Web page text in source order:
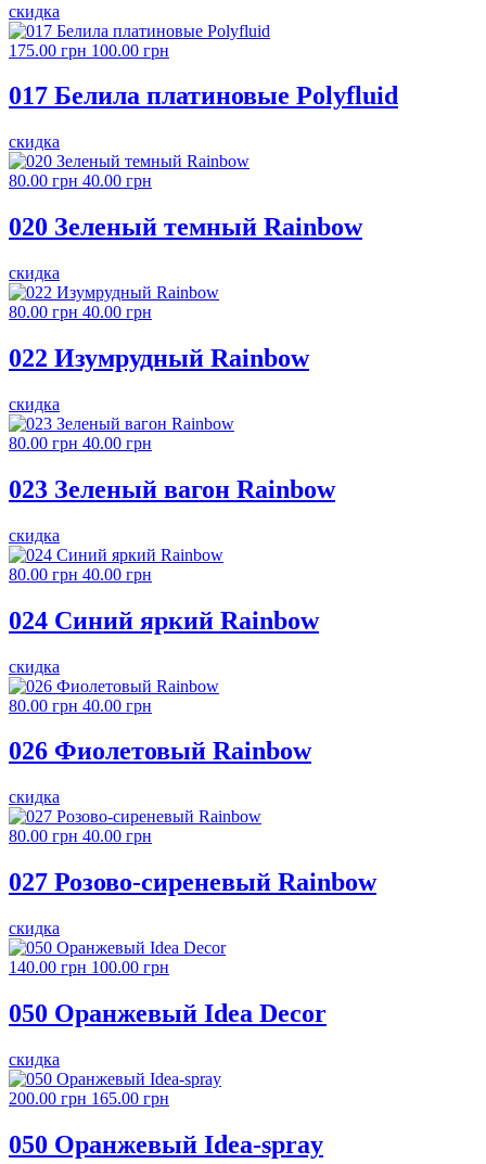
скидка
175.00 грн 100.00 грн
017 Белила платиновые Polyfluid
скидка
80.00 грн 40.00 грн
020 Зеленый темный Rainbow
скидка
80.00 грн 40.00 грн
022 Изумрудный Rainbow
скидка
80.00 грн 40.00 грн
023 Зеленый вагон Rainbow
скидка
80.00 грн 40.00 грн
024 Синий яркий Rainbow
скидка
80.00 грн 40.00 грн
026 Фиолетовый Rainbow
скидка
80.00 грн 40.00 грн
027 Розово-сиреневый Rainbow
скидка
140.00 грн 100.00 грн
050 Оранжевый Idea Decor
скидка
200.00 грн 165.00 грн
050 Оранжевый Idea-spray